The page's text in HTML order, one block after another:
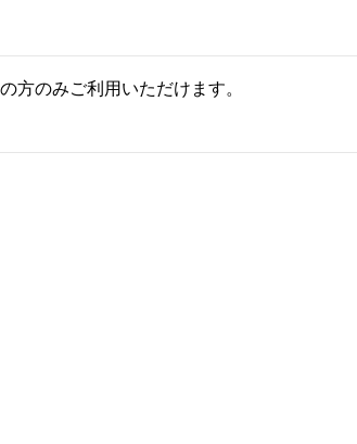
方のみご利用いただけます。